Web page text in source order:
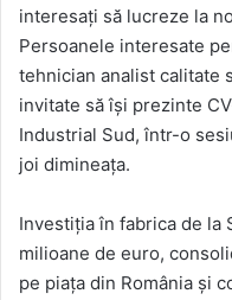
interesați să lucreze la
Persoanele interesate
tehnician analist calitate
invitate să își prezinte
Industrial Sud, într-o
joi dimineața.
Investiția în fabrica de la
milioane de euro,
pe piața din România și